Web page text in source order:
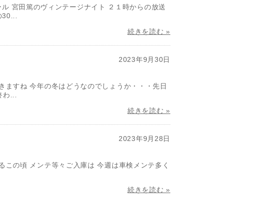
宮田篤のヴィンテージナイト ２１時からの放送
続きを読む »
2023年9月30日
すね 今年の冬はどうなのでしょうか・・・先日
...
続きを読む »
2023年9月28日
の頃 メンテ等々ご入庫は 今週は車検メンテ多く
続きを読む »